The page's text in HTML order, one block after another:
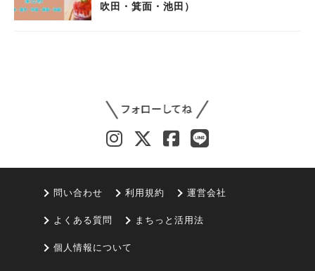
吹田・箕面・池田）
問い合わせ 利用規約 運営会社
よくある質問 まちっと活用法
個人情報について